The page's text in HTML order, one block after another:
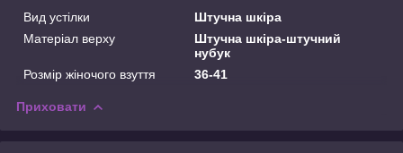
Вид устілки
Штучна шкіра
Матеріал верху
Штучна шкіра-штучний
нубук
Розмір жіночого взуття
36-41
Приховати